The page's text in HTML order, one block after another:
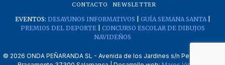
CONTACTO
NEWSLETTER
EVENTOS: DESAYUNOS INFORMATIVOS GUÍA SEMANA SANTA|
PREMIOS DEL DEPORTE| CONCURSO ESCOLAR DE DIBUJOS
NAVIDEÑOS
© 2026 ONDA PEÑARANDA SL - Avenida de los Jardines s/n Peñaranda de